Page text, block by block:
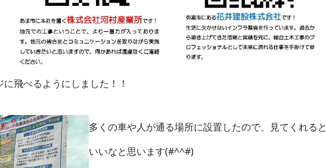
飛べるようにしました！！
多くの車や人が通る場所に設置したので、見てくれると
いいなと思います(#^^#)